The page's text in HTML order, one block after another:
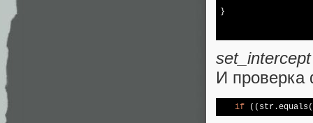
}
set_intercept
И проверка
if ((str.equals(